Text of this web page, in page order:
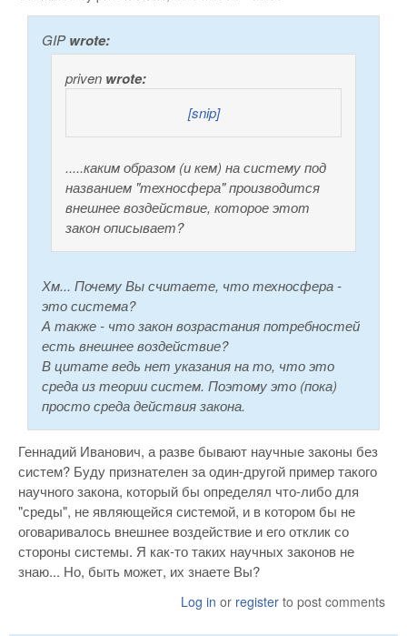
GIPwrote:
priven wrote:
[snip]
.....каким образом (и кем) на систему под
названием "техносфера" производится
внешнее воздействие, которое этот
закон описывает?
Хм... Почему Вы считаете, что техносфера -
это система?
А также - что закон возрастания потребностей
есть внешнее воздействие?
В цитате ведь нет указания на то, что это
среда из теории систем. Поэтому это (пока)
просто среда действия закона.
Геннадий Иванович, а разве бывают научные законы без
систем? Буду признателен за один-другой пример такого
научного закона, который бы определял что-либо для
"среды", не являющейся системой, и в котором бы не
оговаривалось внешнее воздействие и его отклик со
стороны системы. Я как-то таких научных законов не
знаю... Но, быть может, их знаете Вы?
Log in or register to post comments